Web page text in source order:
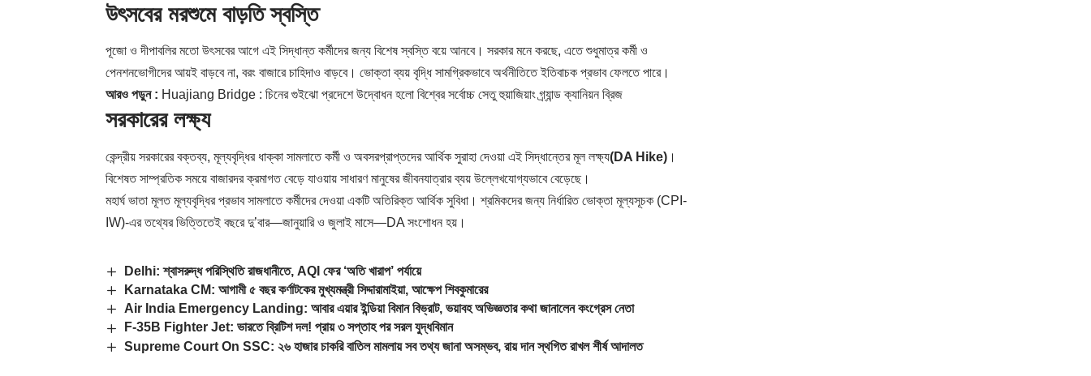
উৎসবের মরশুমে বাড়তি স্বস্তি
পূজো ও দীপাবলির মতো উৎসবের আগে এই সিদ্ধান্ত কর্মীদের জন্য বিশেষ স্বস্তি বয়ে আনবে। সরকার মনে করছে, এতে শুধুমাত্র কর্মী ও
পেনশনভোগীদের আয়ই বাড়বে না, বরং বাজারে চাহিদাও বাড়বে। ভোক্তা ব্যয় বৃদ্ধি সামগ্রিকভাবে অর্থনীতিতে ইতিবাচক প্রভাব ফেলতে পারে।
আরও পড়ুন : Huajiang Bridge : চিনের গুইঝো প্রদেশে উদ্বোধন হলো বিশ্বের সর্বোচ্চ সেতু হুয়াজিয়াং গ্র্যান্ড ক্যানিয়ন ব্রিজ
সরকারের লক্ষ্য
কেন্দ্রীয় সরকারের বক্তব্য, মূল্যবৃদ্ধির ধাক্কা সামলাতে কর্মী ও অবসরপ্রাপ্তদের আর্থিক সুরাহা দেওয়া এই সিদ্ধান্তের মূল লক্ষ্য(DA Hike) ।
বিশেষত সাম্প্রতিক সময়ে বাজারদর ক্রমাগত বেড়ে যাওয়ায় সাধারণ মানুষের জীবনযাত্রার ব্যয় উল্লেখযোগ্যভাবে বেড়েছে।
মহার্ঘ ভাতা মূলত মূল্যবৃদ্ধির প্রভাব সামলাতে কর্মীদের দেওয়া একটি অতিরিক্ত আর্থিক সুবিধা। শ্রমিকদের জন্য নির্ধারিত ভোক্তা মূল্যসূচক (CPI-
IW)-এর তথ্যের ভিত্তিতেই বছরে দু’বার—জানুয়ারি ও জুলাই মাসে—DA সংশোধন হয়।
Delhi: শ্বাসরুদ্ধ পরিস্থিতি রাজধানীতে, AQI ফের ‘অতি খারাপ’ পর্যায়ে
Karnataka CM: আগামী ৫ বছর কর্ণাটকের মুখ্যমন্ত্রী সিদ্দারামাইয়া, আক্ষেপ শিবকুমারের
Air India Emergency Landing: আবার এয়ার ইন্ডিয়া বিমান বিভ্রাট, ভয়াবহ অভিজ্ঞতার কথা জানালেন কংগ্রেস নেতা
F-35B Fighter Jet: ভারতে ব্রিটিশ দল! প্রায় ৩ সপ্তাহ পর সরল যুদ্ধবিমান
Supreme Court On SSC: ২৬ হাজার চাকরি বাতিল মামলায় সব তথ্য জানা অসম্ভব, রায় দান স্থগিত রাখল শীর্ষ আদালত